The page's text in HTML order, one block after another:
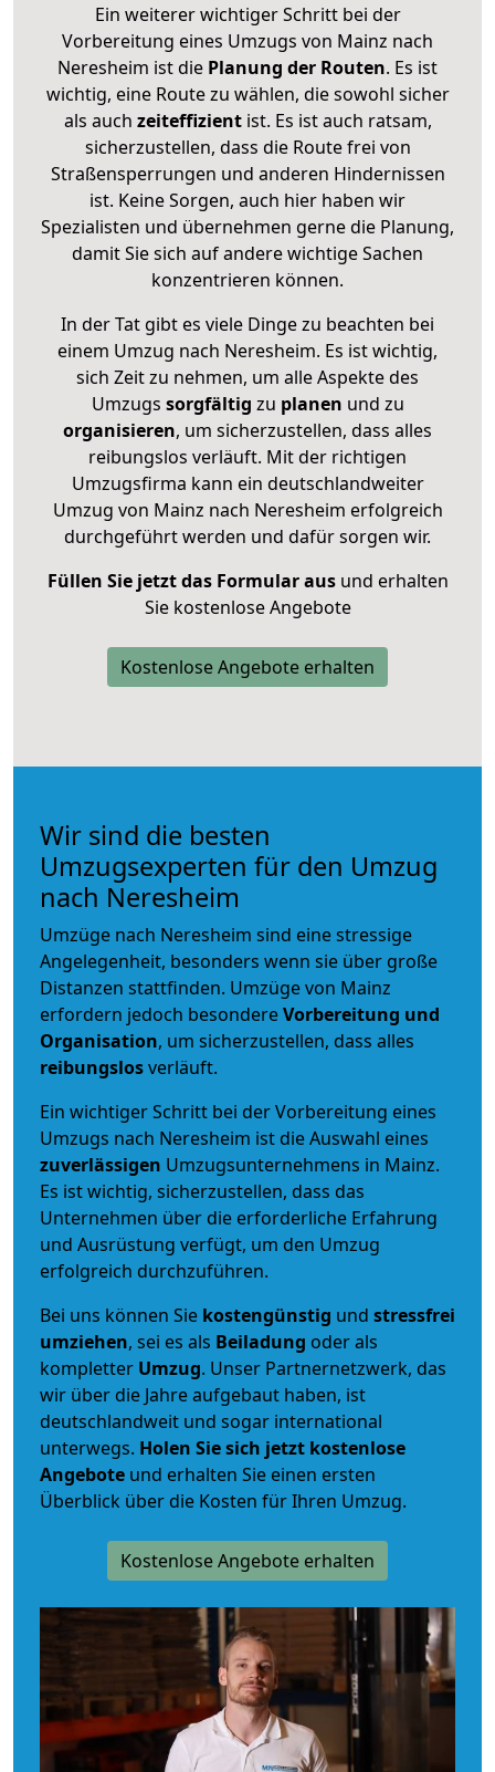
Ein weiterer wichtiger Schritt bei der
Vorbereitung eines Umzugs von Mainz nach
Neresheim ist die Planung der Routen. Es ist
wichtig, eine Route zu wählen, die sowohl sicher
als auch zeiteffizientist. Es ist auch ratsam,
sicherzustellen, dass die Route frei von
Straßensperrungen und anderen Hindernissen
ist. Keine Sorgen, auch hier haben wir
Spezialisten und übernehmen gerne die Planung,
damit Sie sich auf andere wichtige Sachen
konzentrieren können.
In der Tat gibt es viele Dinge zu beachten bei
einem Umzug nach Neresheim. Es ist wichtig,
sich Zeit zu nehmen, um alle Aspekte des
Umzugs sorgfältig zu planen und zu
organisieren, um sicherzustellen, dass alles
reibungslos verläuft. Mit der richtigen
Umzugsfirma kann ein deutschlandweiter
Umzug von Mainz nach Neresheim erfolgreich
durchgeführt werden und dafür sorgen wir.
Füllen Sie jetzt das Formular ausund erhalten
Sie kostenlose Angebote
Kostenlose Angebote erhalten
Wir sind die besten
Umzugsexperten für den Umzug
nach Neresheim
Umzüge nach Neresheim sind eine stressige
Angelegenheit, besonders wenn sie über große
Distanzen stattfinden. Umzüge von Mainz
erfordern jedoch besondereVorbereitung und
Organisation, um sicherzustellen, dass alles
reibungslosverläuft.
Ein wichtiger Schritt bei der Vorbereitung eines
Umzugs nach Neresheim ist die Auswahl eines
zuverlässigen Umzugsunternehmens in Mainz.
Es ist wichtig, sicherzustellen, dass das
Unternehmen über die erforderliche Erfahrung
und Ausrüstung verfügt, um den Umzug
erfolgreich durchzuführen.
Bei uns können Sie kostengünstig und stressfrei
umziehen, sei es als Beiladung oder als
kompletter Umzug. Unser Partnernetzwerk, das
wir über die Jahre aufgebaut haben, ist
deutschlandweit und sogar international
unterwegs. Holen Sie sich jetzt kostenlose
Angebote und erhalten Sie einen ersten
Überblick über die Kosten für Ihren Umzug.
Kostenlose Angebote erhalten